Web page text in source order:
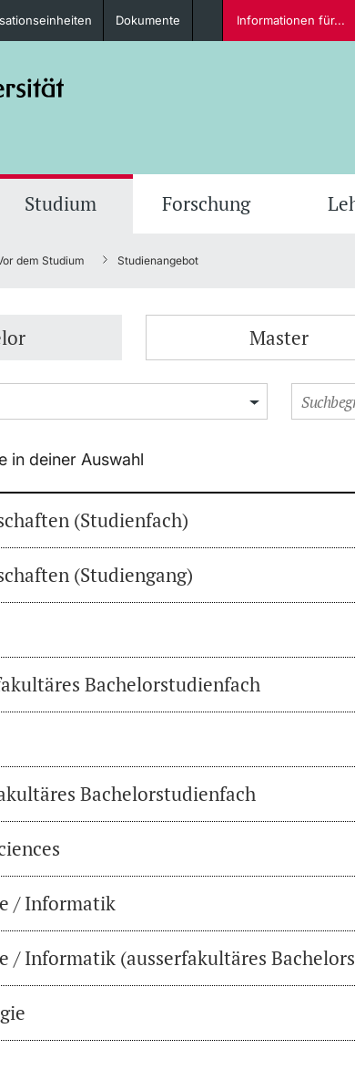
Alumni
weitere Informationen
Dokumente Informationen für...
Studium Forschung
dem Studium Studienangebot
Master
in deiner Auswahl
(Studienfach)
(Studiengang)
Bachelorstudienfach
Bachelorstudienfach
/ Informatik
/ Informatik (ausserfakultäres